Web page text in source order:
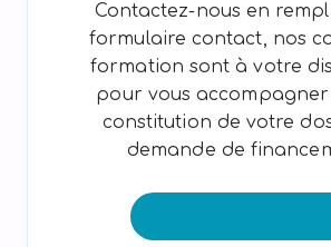
Contactez-nous en
formulaire contact, nos
formation sont à votre
pour vous
constitution de votre
demande de